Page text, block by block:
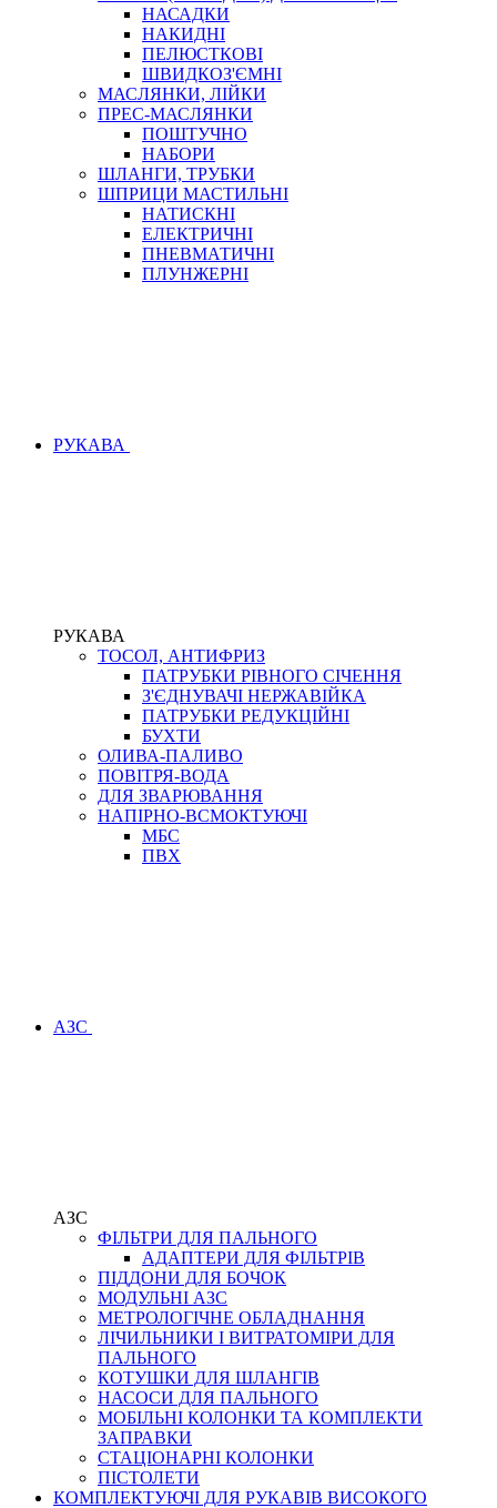
НАСАДКИ
НАКИДНІ
ПЕЛЮСТКОВІ
ШВИДКОЗ'ЄМНІ
МАСЛЯНКИ, ЛІЙКИ
ПРЕС-МАСЛЯНКИ
ПОШТУЧНО
НАБОРИ
ШЛАНГИ, ТРУБКИ
ШПРИЦИ МАСТИЛЬНІ
НАТИСКНІ
ЕЛЕКТРИЧНІ
ПНЕВМАТИЧНІ
ПЛУНЖЕРНІ
РУКАВА
РУКАВА
ТОСОЛ, АНТИФРИЗ
ПАТРУБКИ РІВНОГО СІЧЕННЯ
З'ЄДНУВАЧІ НЕРЖАВІЙКА
ПАТРУБКИ РЕДУКЦІЙНІ
БУХТИ
ОЛИВА-ПАЛИВО
ПОВІТРЯ-ВОДА
ДЛЯ ЗВАРЮВАННЯ
НАПІРНО-ВСМОКТУЮЧІ
МБС
ПВХ
АЗС
АЗС
ФІЛЬТРИ ДЛЯ ПАЛЬНОГО
АДАПТЕРИ ДЛЯ ФІЛЬТРІВ
ПІДДОНИ ДЛЯ БОЧОК
МОДУЛЬНІ АЗС
МЕТРОЛОГІЧНЕ ОБЛАДНАННЯ
ЛІЧИЛЬНИКИ І ВИТРАТОМІРИ ДЛЯ
ПАЛЬНОГО
КОТУШКИ ДЛЯ ШЛАНГІВ
НАСОСИ ДЛЯ ПАЛЬНОГО
МОБІЛЬНІ КОЛОНКИ ТА КОМПЛЕКТИ
ЗАПРАВКИ
СТАЦІОНАРНІ КОЛОНКИ
ПІСТОЛЕТИ
КОМПЛЕКТУЮЧІ ДЛЯ РУКАВІВ ВИСОКОГО